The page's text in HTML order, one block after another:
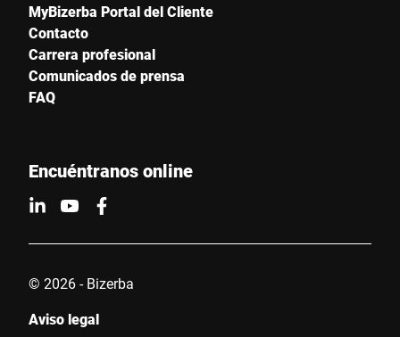
MyBizerba Portal del Cliente
Contacto
Carrera profesional
Comunicados de prensa
FAQ
Encuéntranos online
© 2026 - Bizerba
Aviso legal